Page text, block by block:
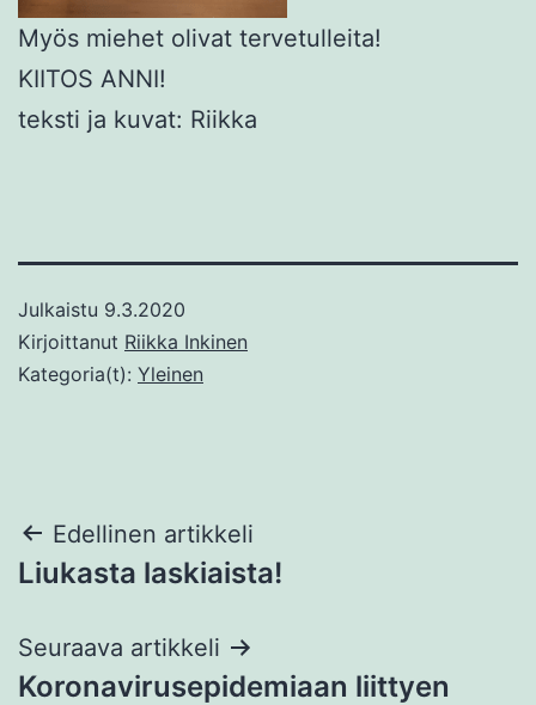
Myös miehet olivat tervetulleita!
KIITOS ANNI!
teksti ja kuvat: Riikka
Julkaistu 9.3.2020
Kirjoittanut Riikka Inkinen
Kategoria(t): Yleinen
Artikkelien
selaus
Edellinen artikkeli
Liukasta laskiaista!
Seuraava artikkeli
Koronavirusepidemiaan liittyen